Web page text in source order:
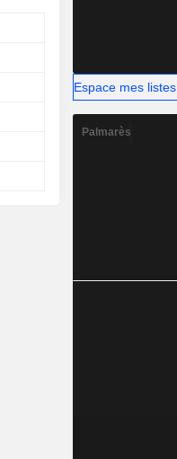
Espace mes listes
Palmarès